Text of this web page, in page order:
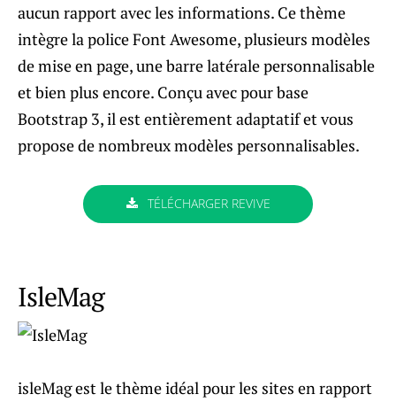
aucun rapport avec les informations. Ce thème
intègre la police Font Awesome, plusieurs modèles
de mise en page, une barre latérale personnalisable
et bien plus encore. Conçu avec pour base
Bootstrap 3, il est entièrement adaptatif et vous
propose de nombreux modèles personnalisables.
TÉLÉCHARGER REVIVE
IsleMag
isleMag est le thème idéal pour les sites en rapport